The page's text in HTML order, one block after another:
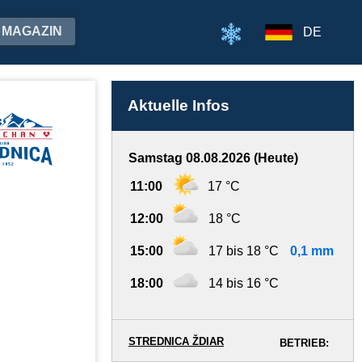
MAGAZIN DE
Aktuelle Infos
Samstag 08.08.2026 (Heute)
11:00 17 °C
12:00 18 °C
15:00 17 bis 18 °C 0,1 mm
18:00 14 bis 16 °C
BETRIEB:
STREDNICA ŽDIAR